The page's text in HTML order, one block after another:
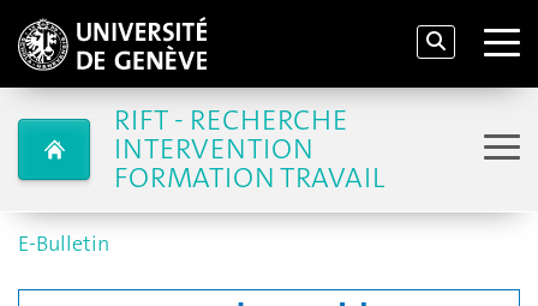
RIFT - RECHERCHE
INTERVENTION
FORMATION TRAVAIL
E-Bulletin